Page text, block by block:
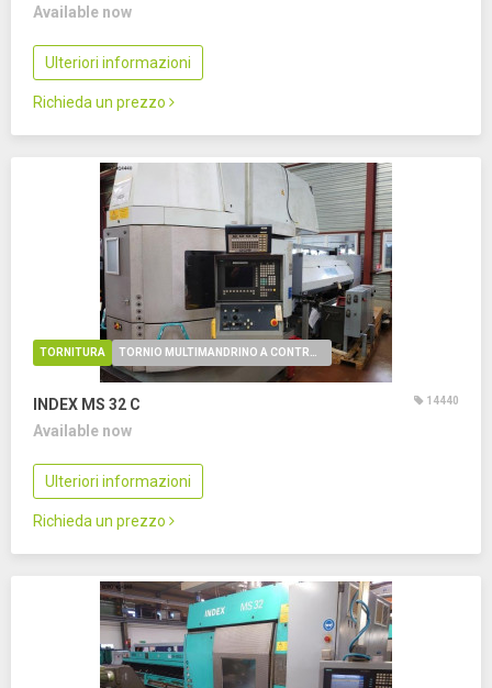
Available now
Ulteriori informazioni
Richieda un prezzo
TORNITURA
INDEX MS 32 C 14440
Available now
Ulteriori informazioni
Richieda un prezzo